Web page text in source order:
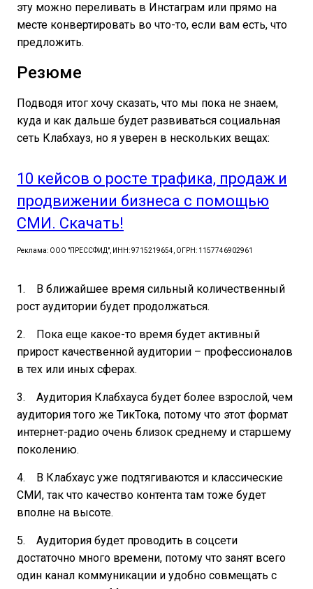
эту можно переливать в Инстаграм или прямо на
месте конвертировать во что-то, если вам есть, что
предложить.
Резюме
Подводя итог хочу сказать, что мы пока не знаем,
куда и как дальше будет развиваться социальная
сеть Клабхауз, но я уверен в нескольких вещах:
10 кейсов о росте трафика, продаж и
продвижении бизнеса с помощью
СМИ. Скачать!
Реклама: ООО "ПРЕССФИД", ИНН: 9715219654, ОГРН: 1157746902961
1. В ближайшее время сильный количественный
рост аудитории будет продолжаться.
2. Пока еще какое-то время будет активный
прирост качественной аудитории – профессионалов
в тех или иных сферах.
3. Аудитория Клабхауса будет более взрослой, чем
аудитория того же ТикТока, потому что этот формат
интернет-радио очень близок среднему и старшему
поколению.
4. В Клабхаус уже подтягиваются и классические
СМИ, так что качество контента там тоже будет
вполне на высоте.
5. Аудитория будет проводить в соцсети
достаточно много времени, потому что занят всего
один канал коммуникации и удобно совмещать с